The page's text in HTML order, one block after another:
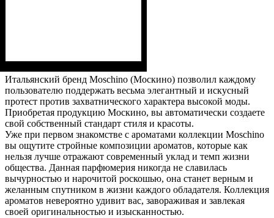
Итальянский бренд Moschino (Москино) позволил каждому
пользователю поддержать весьма элегантный и искусный
протест против захватнического характера высокой моды.
Приобретая продукцию Москино, вы автоматически создаете
свой собственный стандарт стиля и красоты.
Уже при первом знакомстве с ароматами коллекции Moschino
вы ощутите стройные композиции ароматов, которые как
нельзя лучше отражают современный уклад и темп жизни
общества. Данная парфюмерия никогда не славилась
вычурностью и нарочитой роскошью, она станет верным и
желанным спутником в жизни каждого обладателя. Коллекция
ароматов невероятно удивит вас, завораживая и завлекая
своей оригинальностью и изысканностью.